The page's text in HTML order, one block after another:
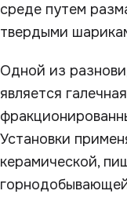
среде путем
твердыми
Одной из
является
Установки
керамической,